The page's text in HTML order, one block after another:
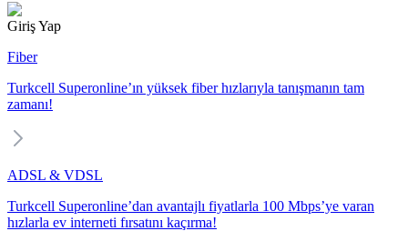
Giriş Yap
Fiber
Turkcell Superonline’ın yüksek fiber hızlarıyla tanışmanın tam
zamanı!
ADSL & VDSL
Turkcell Superonline’dan avantajlı fiyatlarla 100 Mbps’ye varan
hızlarla ev interneti fırsatını kaçırma!